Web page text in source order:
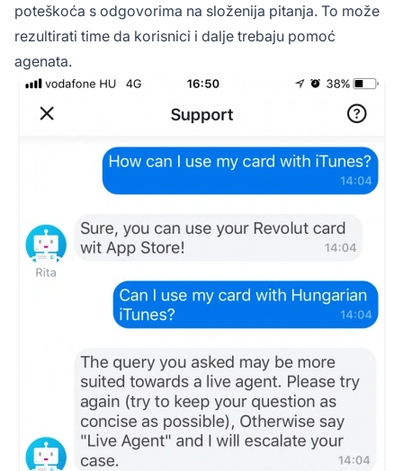
poteškoća s odgovorima na složenija pitanja. To može
rezultirati time da korisnici i dalje trebaju pomoć
agenata.